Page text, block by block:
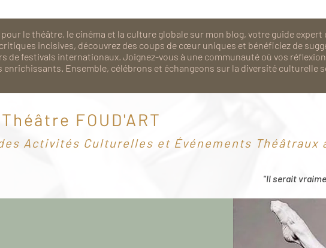
le théâtre, le cinéma et la culture globale sur mon blog, votre guide expert
incisives, découvrez des coups de cœur uniques et bénéficiez de
de festivals internationaux. Joignez-vous à une communauté où vos
enrichissants. Ensemble, célébrons et échangeons sur la diversité culturelle
FOUD'ART
Activités Culturelles et Événements Théâtraux
"Il serait